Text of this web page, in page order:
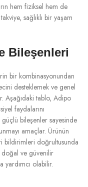
hem fiziksel hem de
sağlıklı bir yaşam
Bileşenleri
bir kombinasyonundan
desteklemek ve genel
Aşağıdaki tablo, Adipo
faydalarını
bileşenler sayesinde
amaçlar. Ürünün
bildirimleri doğrultusunda
doğal ve güvenilir
yardımcı olabilir.